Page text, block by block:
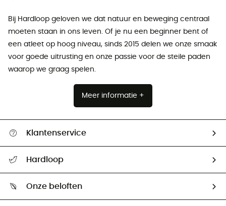
Bij Hardloop geloven we dat natuur en beweging centraal
moeten staan ​​in ons leven. Of je nu een beginner bent of
een atleet op hoog niveau, sinds 2015 delen we onze smaak
voor goede uitrusting en onze passie voor de steile paden
waarop we graag spelen.
Meer informatie +
Klantenservice
Retourzendingen & Terugbetalingen
Hardloop
Onze beloften